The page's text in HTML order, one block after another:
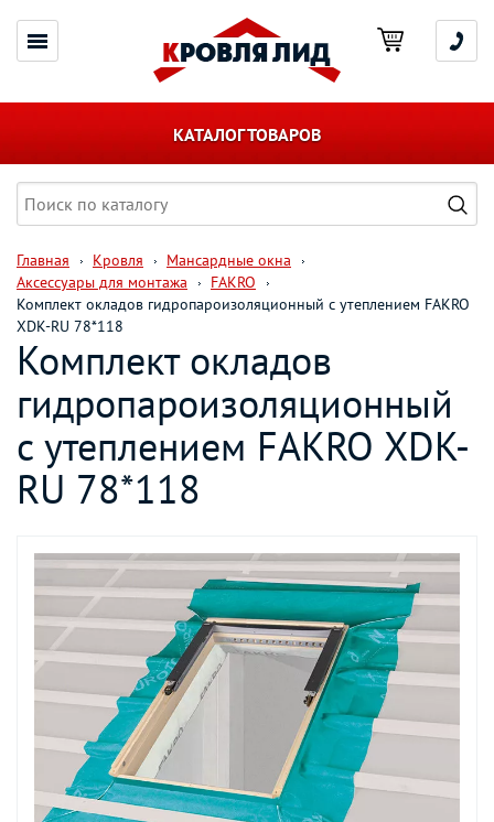
КАТАЛОГ ТОВАРОВ
Главная Кровля
Мансардные окна
Аксессуары для монтажа
FAKRO
Комплект окладов гидропароизоляционный c утеплением FAKRO
XDK-RU 78*118
Комплект окладов
гидропароизоляционный
c утеплением FAKRO XDK-
RU 78*118